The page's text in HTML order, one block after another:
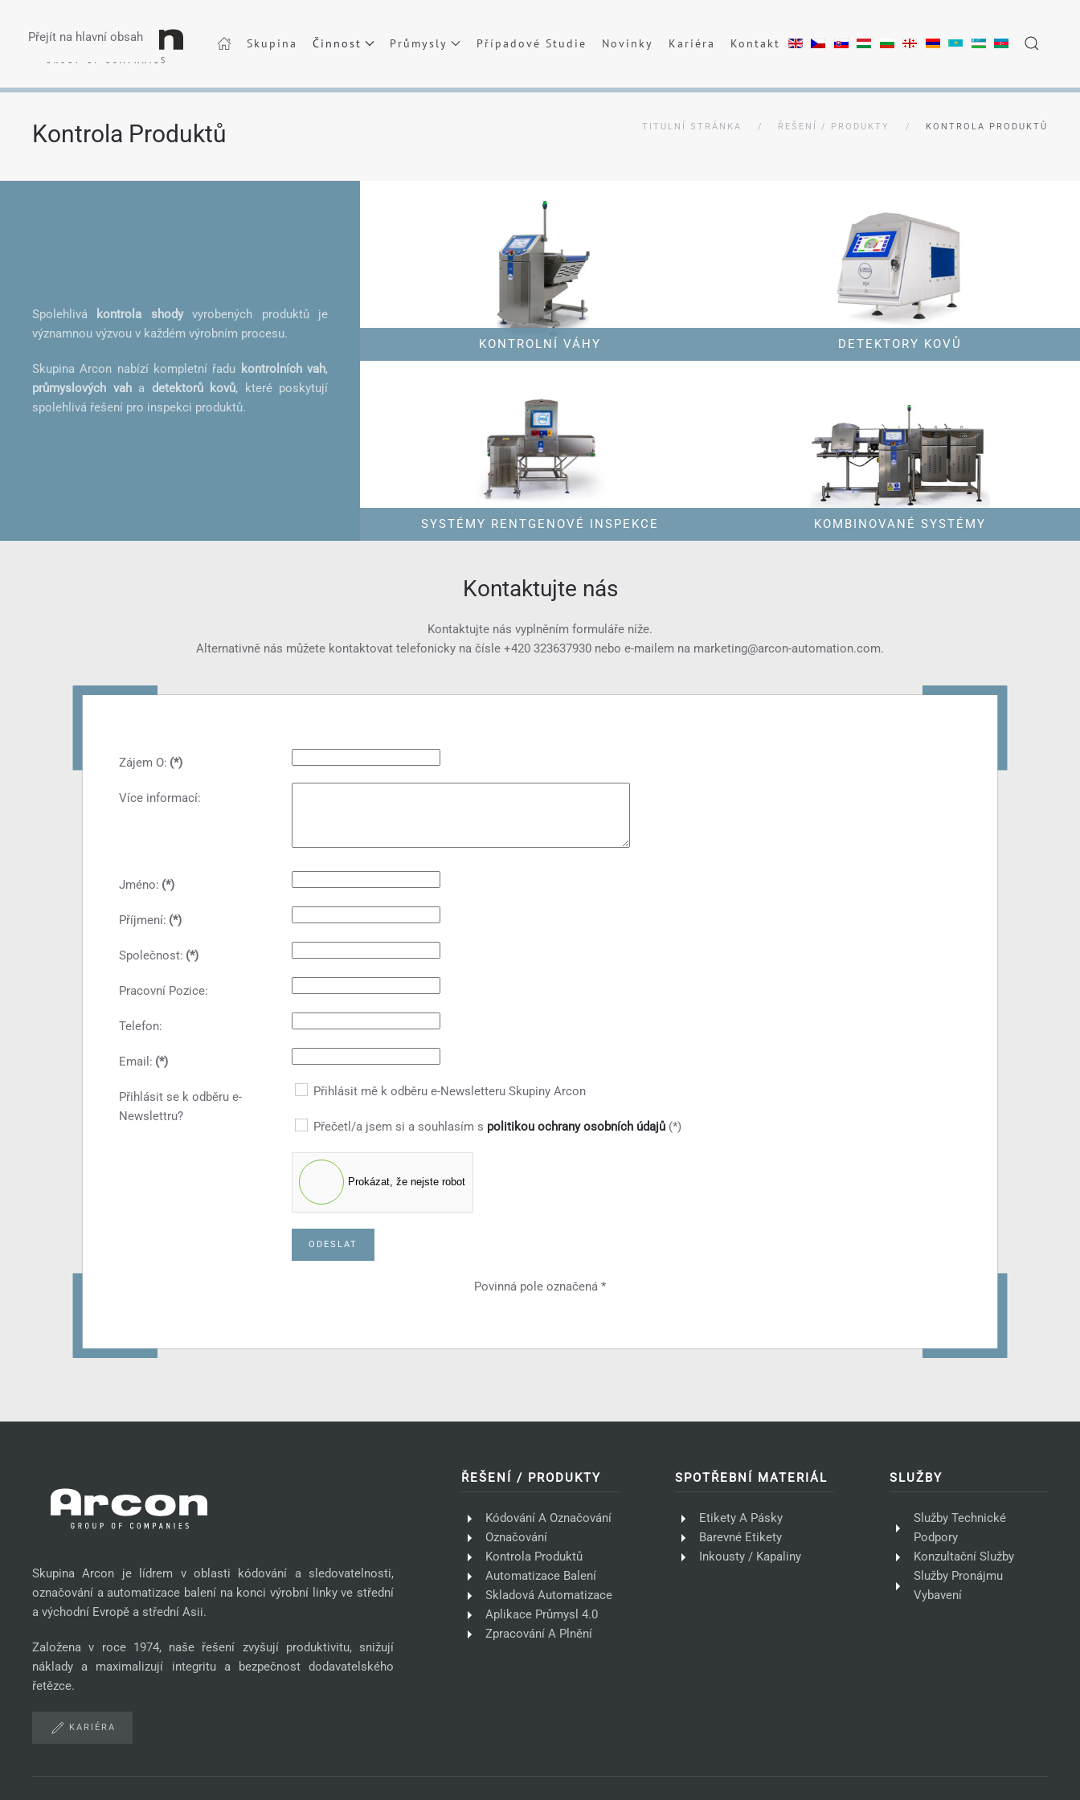
Přejít na hlavní obsah Skupina Činnost Průmysly Případové Studie Novinky Kariéra Kontakt
Kontrola Produktů TITULNÍ STRÁNKA ŘEŠENÍ / PRODUKTY KONTROLA PRODUKTŮ
Spolehlivá kontrola shodyvyrobených produktů je
významnou výzvou v každém výrobním procesu.
Skupina Arcon nabízí kompletní řadu kontrolních vah,
průmyslových vaha detektorů kovů, které poskytují
spolehlivá řešení pro inspekci produktů.
KONTROLNÍ VÁHY DETEKTORY KOVŮ
SYSTÉMY RENTGENOVÉ INSPEKCE KOMBINOVANÉ SYSTÉMY
Kontaktujte nás
Kontaktujte nás vyplněním formuláře níže.
Alternativně nás můžete kontaktovat telefonicky na čísle +420 323637930 nebo e-mailem na marketing@arcon-automation.com.
Zájem O: (*)
Více informací:
Jméno: (*)
Příjmení: (*)
Společnost: (*)
Pracovní Pozice:
Telefon:
Email: (*)
Přihlásit se k odběru e-
Newslettru?
Přihlásit mě k odběru e-Newsletteru Skupiny Arcon
Přečetl/a jsem si a souhlasím s politikou ochrany osobních údajů (*)
Prokázat, že nejste robot
ODESLAT
Povinná pole označená *
Skupina Arcon je lídrem v oblasti kódování a sledovatelnosti,
označování a automatizace balení na konci výrobní linky ve střední
a východní Evropě a střední Asii.
Založena v roce 1974, naše řešení zvyšují produktivitu, snižují
náklady a maximalizují integritu a bezpečnost dodavatelského
řetězce.
KARIÉRA
ŘEŠENÍ / PRODUKTY
Kódování A Označování
Označování
Kontrola Produktů
Automatizace Balení
Skladová Automatizace
Aplikace Průmysl 4.0
Zpracování A Plnění
SPOTŘEBNÍ MATERIÁL
Etikety A Pásky
Barevné Etikety
Inkousty / Kapaliny
SLUŽBY
Služby Technické
Podpory
Konzultační Služby
Služby Pronájmu
Vybavení